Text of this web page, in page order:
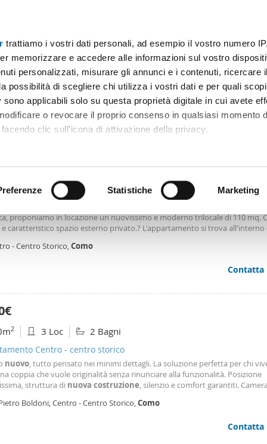
trattiamo i vostri dati personali, ad esempio il vostro numero
memorizzare e accedere alle informazioni sul vostro
personalizzati, misurare gli annunci e i contenuti, ricercare
possibilità di scegliere chi utilizza i vostri dati e per quali
applicabili solo su questa proprietà digitale in cui avete
o revocare il proprio consenso in qualsiasi momento
clic sull'icona di attivazione della privacy.
scansionandolo attivamente alla ricerca di caratteristiche
elaborati i tuoi dati personali e imposta le tue preferenze
il tuo consenso in qualsiasi momento dalla Dichiarazione
contenuti ed annunci, per fornire funzionalità dei
Condividiamo inoltre informazioni sul modo in cui utilizza il
di analisi dei dati web, pubblicità e social media, i quali
che ha fornito loro o che hanno raccolto dal suo utilizzo
Statistiche Marketing
Prezzo Superficie Locali Più filtri - 1
como
Ordine Mioaffitto
arredato con terrazzo Centro - centro storico
proponiamo in locazione un nuovissimo e moderno trilocale di 110 mq.
e caratteristico spazio esterno privato.? L'appartamento si trova all'interno
e arricchita da una suggestiva corte
- Centro Storico,Como
Contatta
2 3 Loc 2 Bagni
Centro - centro storico
nuovo, tutto pensato nei minimi dettagli. La soluzione perfetta per chi
coppia che vuole originalità senza rinunciare alla funzionalità. Posizione
struttura di nuova costruzione, silenzio e comfort garantiti. Camera
complesso trilocale Tuttonuovo, mai abitato. No b&b. Per maggiori
Boldoni, Centro - Centro Storico,Como
Contatta